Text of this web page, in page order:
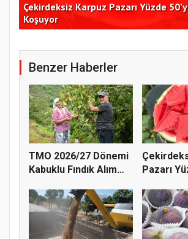
Çekirdeksiz Karpuz Pazarı Yüzde
Koşuyor
Benzer Haberler
TMO 2026/27 Dönemi
Kabuklu Fındık Alım
Pazarı